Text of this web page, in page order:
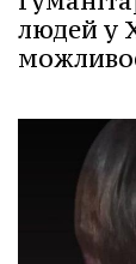
людей у